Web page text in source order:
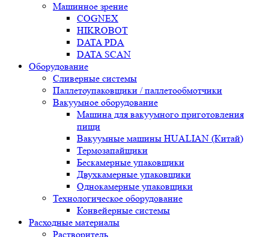
Машинное зрение
COGNEX
HIKROBOT
DATA PDA
DATA SCAN
Оборудование
Сливерные системы
Паллетоупаковщики / паллетообмотчики
Вакуумное оборудование
Машина для вакуумного приготовления
пищи
Вакуумные машины HUALIAN (Китай)
Термозапайщики
Бескамерные упаковщики
Двухкамерные упаковщики
Однокамерные упаковщики
Технологическое оборудование
Конвейерные системы
Расходные материалы
Растворитель